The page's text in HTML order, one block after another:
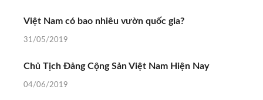
Việt Nam có bao nhiêu vườn quốc gia?
31/05/2019
Chủ Tịch Đảng Cộng Sản Việt Nam Hiện Nay
04/06/2019